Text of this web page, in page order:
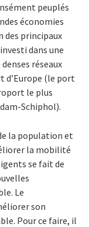
peuplés
économies
des principaux
dans une
réseaux
d’Europe (le port
le plus
Schiphol).
la population et
la mobilité
se fait de
Le
son
Pour ce faire, il